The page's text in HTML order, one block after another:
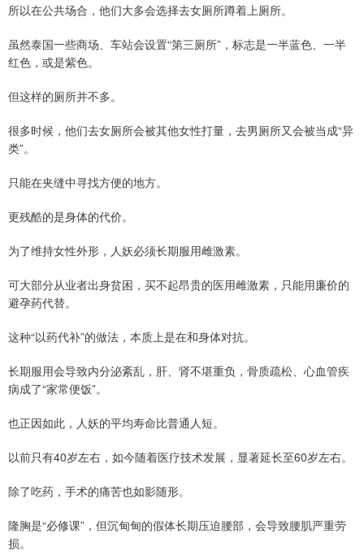
所以在公共场合，他们大多会选择去女厕所蹲着上厕所。
虽然泰国一些商场、车站会设置“第三厕所”，标志是一半蓝色、一半
红色，或是紫色。
但这样的厕所并不多。
很多时候，他们去女厕所会被其他女性打量，去男厕所又会被当成“异
类”。
只能在夹缝中寻找方便的地方。
更残酷的是身体的代价。
为了维持女性外形，人妖必须长期服用雌激素。
可大部分从业者出身贫困，买不起昂贵的医用雌激素，只能用廉价的
避孕药代替。
这种“以药代补”的做法，本质上是在和身体对抗。
长期服用会导致内分泌紊乱，肝、肾不堪重负，骨质疏松、心血管疾
病成了“家常便饭”。
也正因如此，人妖的平均寿命比普通人短。
以前只有40岁左右，如今随着医疗技术发展，显著延长至60岁左右。
除了吃药，手术的痛苦也如影随形。
隆胸是“必修课”，但沉甸甸的假体长期压迫腰部，会导致腰肌严重劳
损。